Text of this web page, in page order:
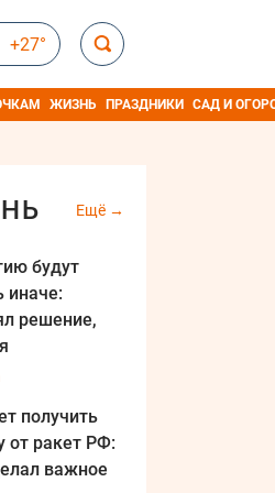
+27°
ЖИЗНЬ ПРАЗДНИКИ САД И
Ещё
будут
иначе:
решение,
получить
от ракет РФ:
важное